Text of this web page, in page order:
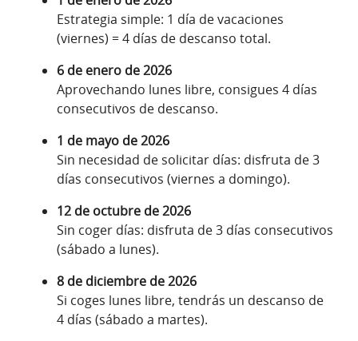
Estrategia simple: 1 día de vacaciones
(viernes) = 4 días de descanso total.
6 de enero de 2026
Aprovechando lunes libre, consigues 4 días
consecutivos de descanso.
1 de mayo de 2026
Sin necesidad de solicitar días: disfruta de 3
días consecutivos (viernes a domingo).
12 de octubre de 2026
Sin coger días: disfruta de 3 días consecutivos
(sábado a lunes).
8 de diciembre de 2026
Si coges lunes libre, tendrás un descanso de
4 días (sábado a martes).